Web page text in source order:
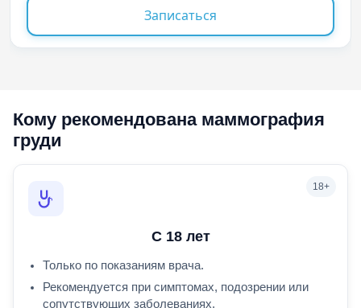
Записаться
Кому рекомендована маммография
груди
С 18 лет
Только по показаниям врача.
Рекомендуется при симптомах, подозрении или
сопутствующих заболеваниях.